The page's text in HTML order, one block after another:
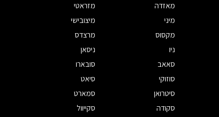
מאזדה
מזראטי
מיני
מיצובישי
מקסוס
מרצדס
ניו
ניסאן
סאאב
סובארו
סוזוקי
סיאט
סיטרואן
סמארט
סקודה
סקייוול